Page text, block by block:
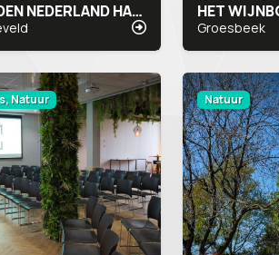
MIDDEN NEDERLAND HALLEN
Groesbeek
Natuur Natuur